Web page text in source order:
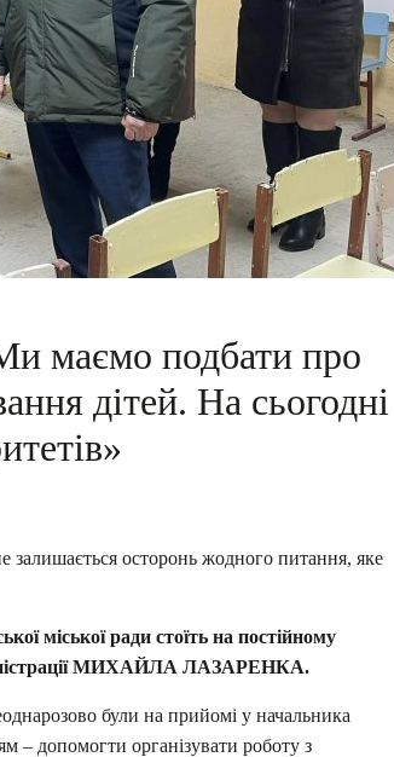
подбати про
дітей. На сьогодні
осторонь жодного питання, яке
міської ради стоїть на постійному
МИХАЙЛА ЛАЗАРЕНКА.
були на прийомі у начальника
– допомогти організувати роботу з